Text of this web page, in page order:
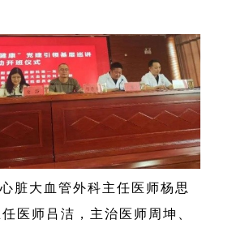
脏大血管外科主任医师杨思
医师吕洁，主治医师周坤、